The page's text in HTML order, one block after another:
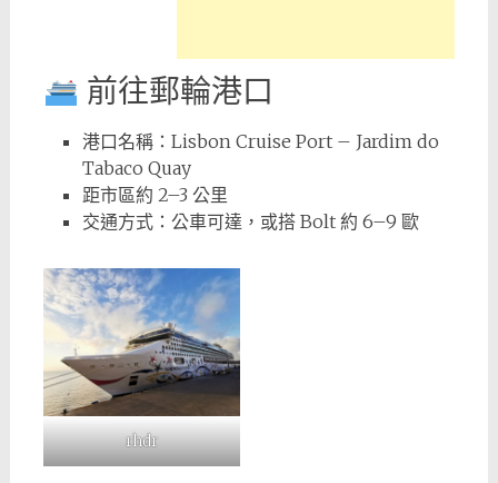
前往郵輪港口
港口名稱：Lisbon Cruise Port – Jardim do
Tabaco Quay
距市區約 2–3 公里
交通方式：公車可達，或搭 Bolt 約 6–9 歐
rhdr